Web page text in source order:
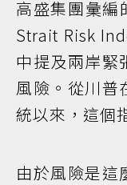
高盛集團彙編
Strait Risk
中提及兩岸緊
風險。從川
統以來，這個
由於風險是這